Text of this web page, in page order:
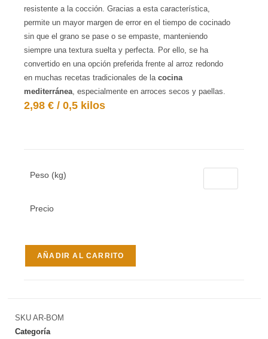
resistente a la cocción. Gracias a esta característica,
permite un mayor margen de error en el tiempo de cocinado
sin que el grano se pase o se empaste, manteniendo
siempre una textura suelta y perfecta. Por ello, se ha
convertido en una opción preferida frente al arroz redondo
en muchas recetas tradicionales de la cocina
mediterránea , especialmente en arroces secos y paellas.
2,98 € / 0,5 kilos
Peso (kg)
Precio
AÑADIR AL CARRITO
SKU AR-BOM
Categoría